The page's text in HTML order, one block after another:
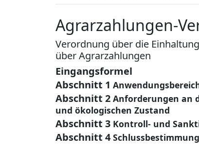
Agrarzahlungen-
Verordnung über die
über Agrarzahlungen
Eingangsformel
Abschnitt 1
Abschnitt 2 Anforderungen an
und ökologischen Zustand
Abschnitt 3 Kontroll- und
Abschnitt 4